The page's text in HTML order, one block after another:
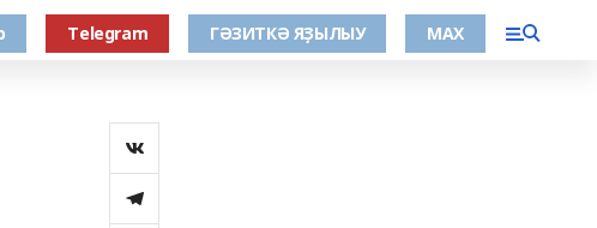
Тelegram ГӘЗИТКӘ ЯҘЫЛЫУ МАХ